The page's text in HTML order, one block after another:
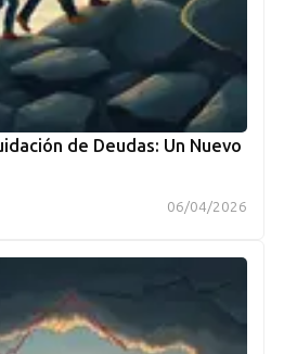
de Deudas: Un Nuevo
06/04/2026